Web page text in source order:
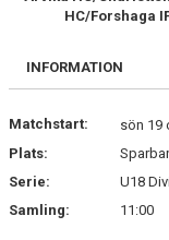
DOKUMENT
KONTAKT
HC/Forshaga
INFORMATION
Matchstart:
sön 19
Plats:
Serie:
U18
Samling:
11:00